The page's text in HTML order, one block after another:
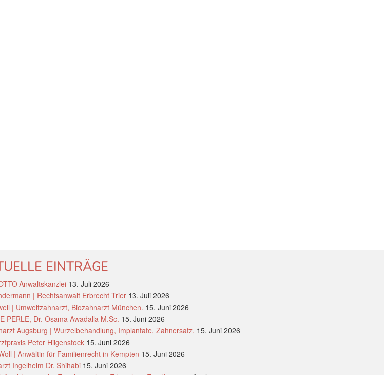
EINTRÄGE
Anwaltskanzlei 13. Juli 2026
| Rechtsanwalt Erbrecht Trier 13. Juli 2026
| Umweltzahnarzt, Biozahnarzt München. 15. Juni 2026
PERLE, Dr. Osama Awadalla M.Sc. 15. Juni 2026
Augsburg | Wurzelbehandlung, Implantate, Zahnersatz. 15. Juni 2026
Peter Hilgenstock 15. Juni 2026
| Anwältin für Familienrecht in Kempten 15. Juni 2026
Ingelheim Dr. Shihabi 15. Juni 2026